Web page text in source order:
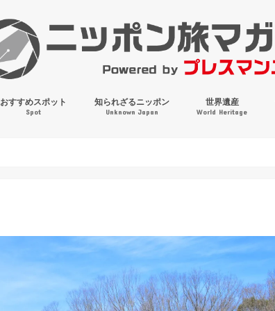
おすすめスポット
Spot
知られざるニッポン
Unknown Japan
世界遺産
World Heritage